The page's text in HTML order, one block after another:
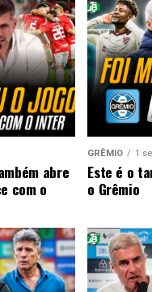
abre
com o
GRÊMIO 1
Este é o
o Grêmio